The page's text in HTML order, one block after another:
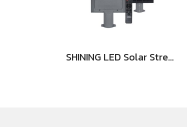
SHINING LED Solar Street Light TORUS 200W, 400W แสงสีขาว